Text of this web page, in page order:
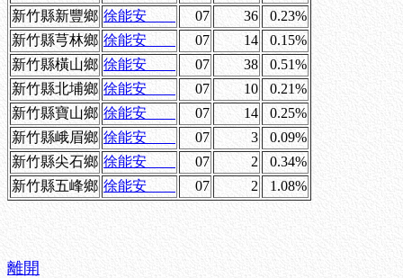
新竹縣新豐鄉 徐能安 07 36
0.23%
新竹縣芎林鄉 徐能安 07 14
0.15%
新竹縣橫山鄉 徐能安 07 38
0.51%
新竹縣北埔鄉 徐能安 07 10
0.21%
新竹縣寶山鄉 徐能安 07 14
0.25%
新竹縣峨眉鄉 徐能安 07 3
0.09%
新竹縣尖石鄉 徐能安 07 2
0.34%
新竹縣五峰鄉 徐能安 07 2 1.08%
離開